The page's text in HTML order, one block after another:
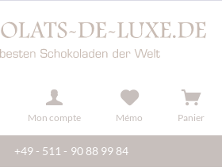
Mon compte Mémo Panier
+49 - 511 - 90 88 99 84